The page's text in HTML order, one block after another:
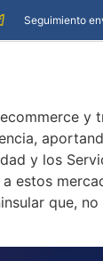
Seguimiento
y
y los
estos
que,